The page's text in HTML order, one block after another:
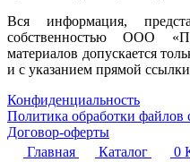
Вся информация,
собственностью ООО
материалов допускается
и с указанием прямой
Конфиденциальность
Политика обработки файлов
Договор-оферты
Главная
Каталог 0